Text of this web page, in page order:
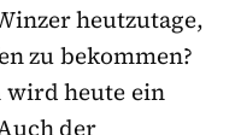
heutzutage,
zu bekommen?
wird heute ein
der